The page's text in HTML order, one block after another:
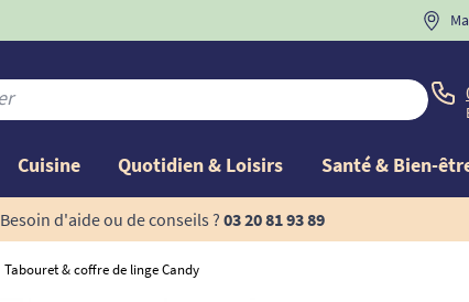
Cuisine Quotidien & Loisirs Santé & Bien-
Besoin d'aide ou de conseils ? 03 20 81 93 89
Tabouret & coffre de linge Candy